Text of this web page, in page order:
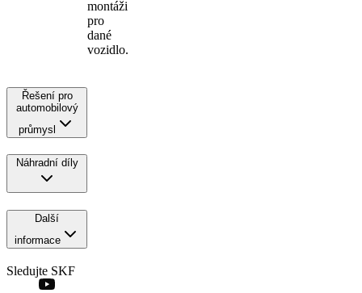
montáži
pro
dané
vozidlo.
Řešení pro
automobilový
průmysl
Náhradní díly
Další
informace
Sledujte SKF